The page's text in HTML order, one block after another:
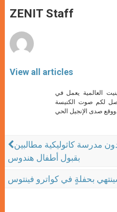
p
p
g
e
o
k
ZENIT Staff
View all articles
العالمية يعمل في
لكم صوت الكنيسة
ووقع صدى الإنجيل الحي.
مدرسة كاثوليكية مطالبين
بقبول أطفال هندوس
بحفلةٍ في كواترو فينتوس